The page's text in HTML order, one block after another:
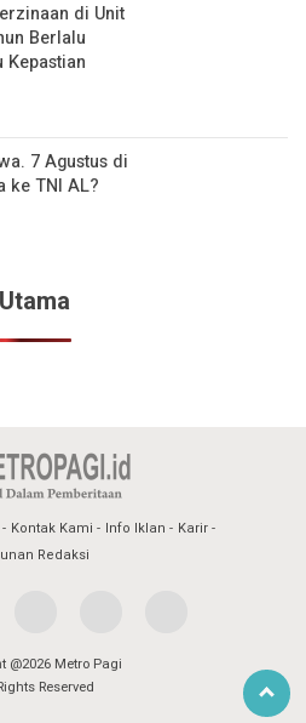
di Unit
Berlalu
Kepastian
7 Agustus di
ke TNI AL?
Kontak Kami Info Iklan
Karir
Redaksi
@2026 Metro Pagi
Reserved